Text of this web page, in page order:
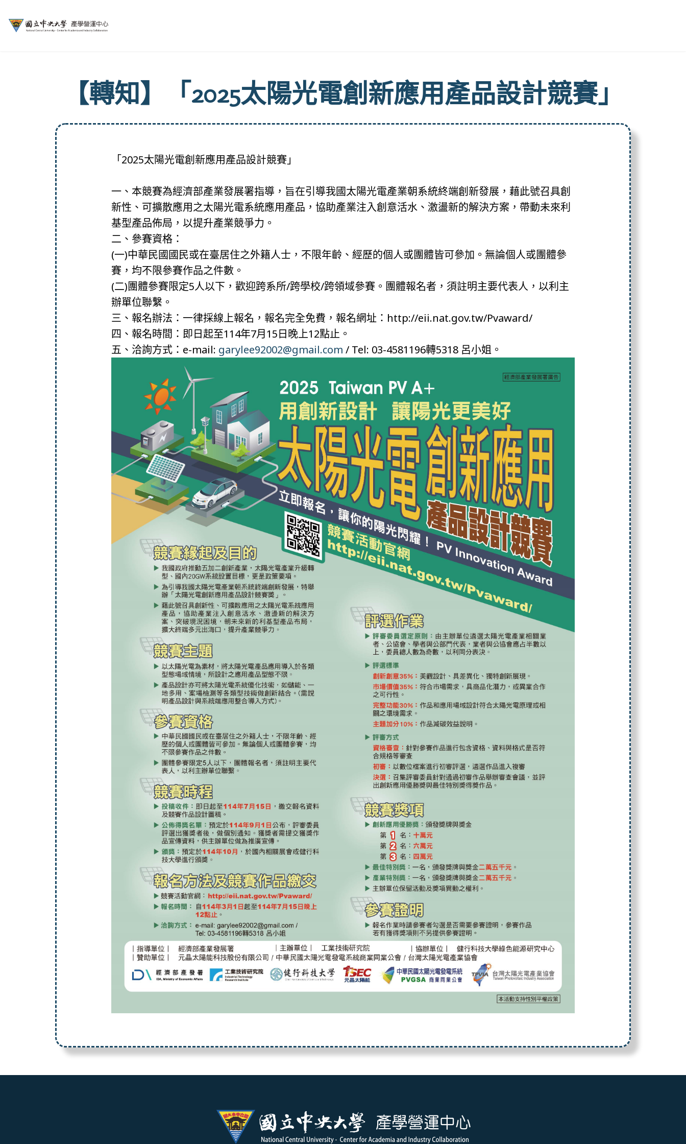
【轉知】「2025太陽光電創新應用產品設計競賽」
「2025太陽光電創新應用產品設計競賽」
一、本競賽為經濟部產業發展署指導，旨在引導我國太陽光電產業朝系統終端創新發展，藉此號召具創
新性、可擴散應用之太陽光電系統應用產品，協助產業注入創意活水、激盪新的解決方案，帶動未來利
基型產品佈局，以提升產業競爭力。
二、參賽資格：
(一)中華民國國民或在臺居住之外籍人士，不限年齡、經歷的個人或團體皆可參加。無論個人或團體參
賽，均不限參賽作品之件數。
(二)團體參賽限定5人以下，歡迎跨系所/跨學校/跨領域參賽。團體報名者，須註明主要代表人，以利主
辦單位聯繫。
三、報名辦法：一律採線上報名，報名完全免費，報名網址：http://eii.nat.gov.tw/Pvaward/
四、報名時間：即日起至114年7月15日晚上12點止。
五、洽詢方式：e-mail: garylee92002@gmail.com / Tel: 03-4581196轉5318 呂小姐。